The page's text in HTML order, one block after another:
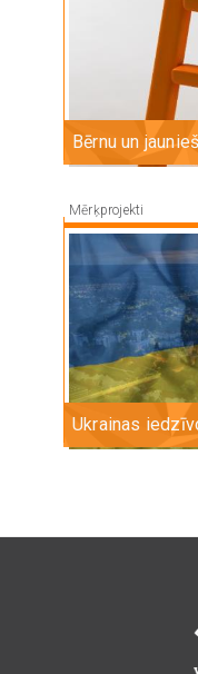
Bērnu un
Image
Ukrainas
Mērķprojekti